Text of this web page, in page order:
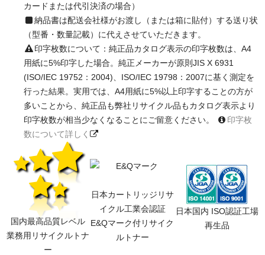
カードまたは代引決済の場合）
納品書は配送会社様がお渡し（または箱に貼付）する送り状
（型番・数量記載）に代えさせていただきます。
印字枚数について：純正品カタログ表示の印字枚数は、A4
用紙に5%印字した場合。純正メーカーが原則JIS X 6931
(ISO/IEC 19752：2004)、ISO/IEC 19798：2007に基く測定を
行った結果。実用では、A4用紙に5%以上印字することの方が
多いことから、純正品も弊社リサイクル品もカタログ表示より
印字枚数が相当少なくなることにご留意ください。
印字枚
数について詳しく
国内最高品質レベル
業務用リサイクルトナ
ー
日本カートリッジリサ
イクル工業会認証
E&Qマーク付リサイク
ルトナー
日本国内 ISO認証工場
再生品